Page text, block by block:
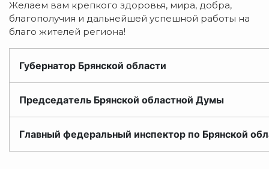
Желаем вам крепкого здоровья, мира, добра,
благополучия и дальнейшей успешной работы на
благо жителей региона!
Губернатор Брянской области
Председатель Брянской областной Думы
Главный федеральный инспектор по Брянской